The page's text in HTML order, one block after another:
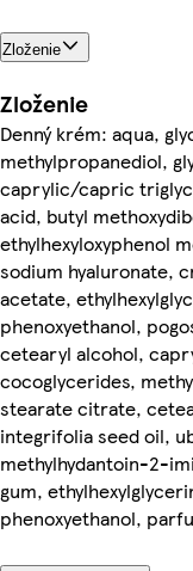
Zloženie
Zloženie
Denný krém: aqua,
methylpropanediol,
caprylic/capric
acid, butyl
ethylhexyloxyphenol
sodium hyaluronate,
acetate,
phenoxyethanol,
cetearyl alcohol,
cocoglycerides,
stearate citrate,
integrifolia seed oil,
methylhydantoin-2-
gum,
phenoxyethanol,